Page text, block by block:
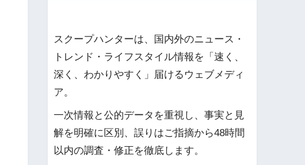
スクープハンターは、国内外のニュース・
トレンド・ライフスタイル情報を「速く、
深く、わかりやすく」届けるウェブメディ
ア。
一次情報と公的データを重視し、事実と見
解を明確に区別、誤りはご指摘から48時間
以内の調査・修正を徹底します。